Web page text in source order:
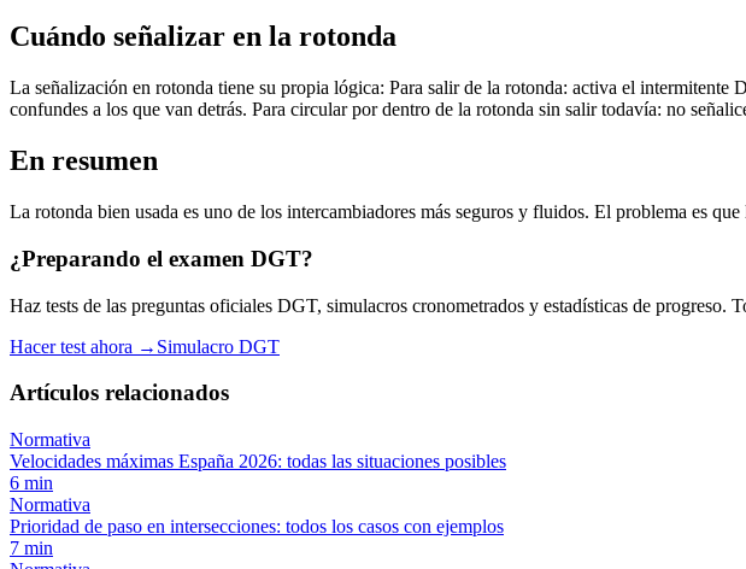
Cuándo señalizar en la rotonda
La señalización en rotonda tiene su propia lógica: Para salir de la rotonda: activa el
confundes a los que van detrás. Para circular por dentro de la rotonda sin salir todavía: no
En resumen
La rotonda bien usada es uno de los intercambiadores más seguros y fluidos. El problema es
¿Preparando el examen DGT?
Haz tests de las preguntas oficiales DGT, simulacros cronometrados y estadísticas de progreso.
Hacer test ahora → Simulacro DGT
Artículos relacionados
Normativa
Velocidades máximas España 2026: todas las situaciones posibles
6 min
Normativa
Prioridad de paso en intersecciones: todos los casos con ejemplos
7 min